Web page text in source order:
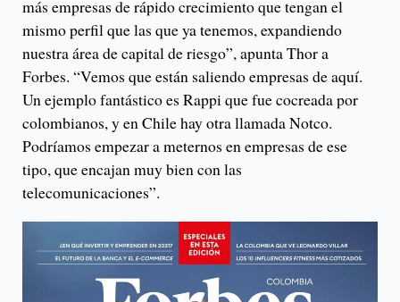
más empresas de rápido crecimiento que tengan el
mismo perfil que las que ya tenemos, expandiendo
nuestra área de capital de riesgo”, apunta Thor a
Forbes. “Vemos que están saliendo empresas de aquí.
Un ejemplo fantástico es Rappi que fue cocreada por
colombianos, y en Chile hay otra llamada Notco.
Podríamos empezar a meternos en empresas de ese
tipo, que encajan muy bien con las
telecomunicaciones”.